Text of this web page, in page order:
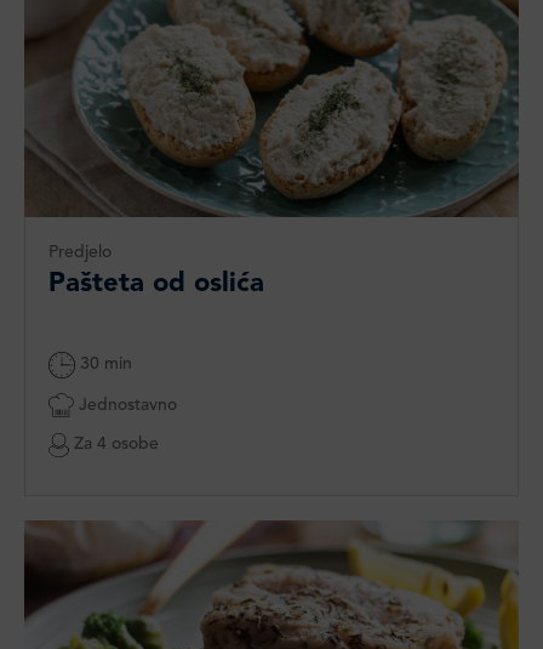
Predjelo
Pašteta od oslića
30 min
Jednostavno
Za 4 osobe